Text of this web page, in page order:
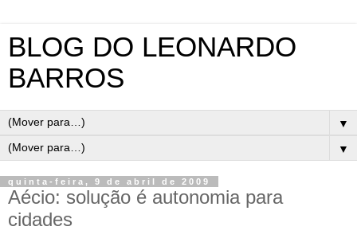
BLOG DO LEONARDO
BARROS
▼
▼
quinta-feira, 9 de abril de 2009
Aécio: solução é autonomia para
cidades